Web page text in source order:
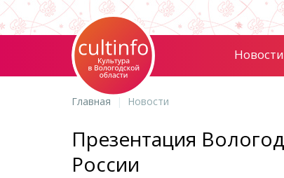
Новости
Главная Новости
Презентация
России